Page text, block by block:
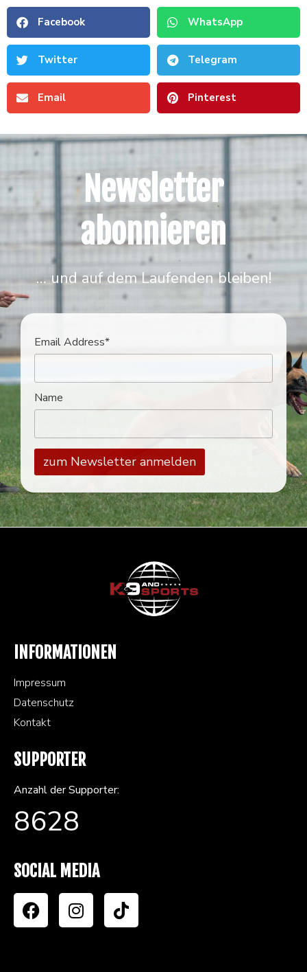
Facebook WhatsApp
Twitter Telegram
Email Pinterest
Newsletter
abonnieren
… und auf dem Laufenden bleiben!
Email Address*
Name
INFORMATIONEN
Impressum
Datenschutz
Kontakt
SUPPORTER
Anzahl der Supporter:
8628
SOCIAL MEDIA